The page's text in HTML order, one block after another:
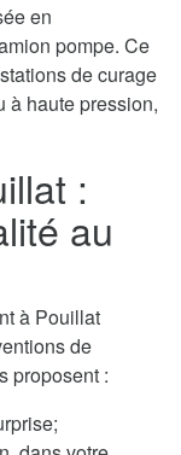
en
pompe. Ce
de curage
à haute pression,
:
au
à Pouillat
de
proposent :